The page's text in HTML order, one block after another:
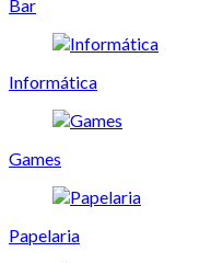
Bar
Informática
Games
Papelaria